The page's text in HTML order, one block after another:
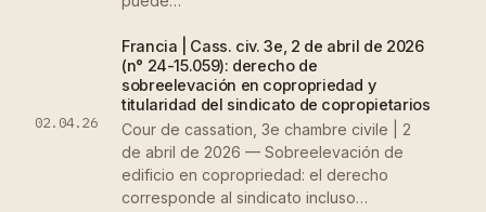
02.04.26
Francia | Cass. civ. 3e, 2 de abril de 2026
(n° 24-15.059): derecho de
sobreelevación en copropriedad y
titularidad del sindicato de copropietarios
Cour de cassation, 3e chambre civile | 2
de abril de 2026 — Sobreelevación de
edificio en copropriedad: el derecho
corresponde al sindicato incluso…